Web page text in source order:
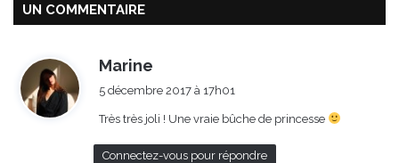
UN COMMENTAIRE
Marine
:
5 décembre 2017 à 17h01
Très très joli ! Une vraie bûche de princesse
Connectez-vous pour répondre